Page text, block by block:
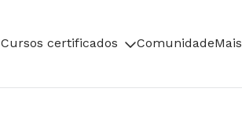
Cursos certificados ComunidadeMais